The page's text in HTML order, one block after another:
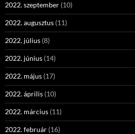
2022. szeptember (10)
2022. augusztus (11)
2022. július (8)
2022. június (14)
2022. május (17)
2022. április (10)
2022. március (11)
2022. február (16)